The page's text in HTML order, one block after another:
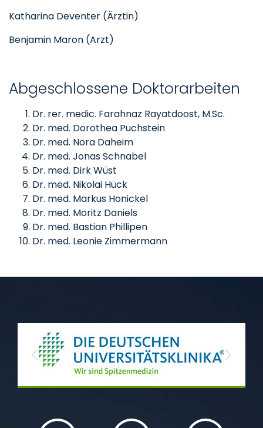
Katharina Deventer (Ärztin)
Benjamin Maron (Arzt)
Abgeschlossene Doktorarbeiten
Dr. rer. medic. Farahnaz Rayatdoost, M.Sc.
Dr. med. Dorothea Puchstein
Dr. med. Nora Daheim
Dr. med. Jonas Schnabel
Dr. med. Dirk Wüst
Dr. med. Nikolai Hück
Dr. med. Markus Honickel
Dr. med. Moritz Daniels
Dr. med. Bastian Phillipen
Dr. med. Leonie Zimmermann
Previous Next